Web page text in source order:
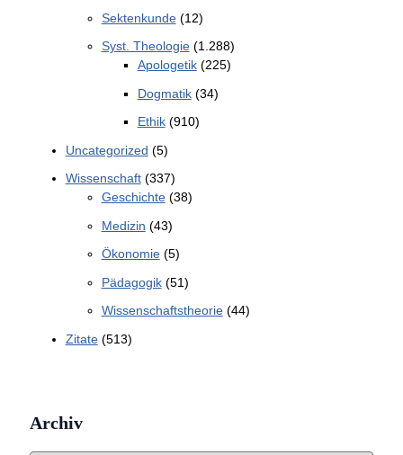
Sektenkunde(12)
Syst. Theologie(1.288)
Apologetik(225)
Dogmatik(34)
Ethik(910)
Uncategorized (5)
Wissenschaft(337)
Geschichte(38)
Medizin (43)
Ökonomie(5)
Pädagogik(51)
Wissenschaftstheorie(44)
Zitate(513)
Archiv